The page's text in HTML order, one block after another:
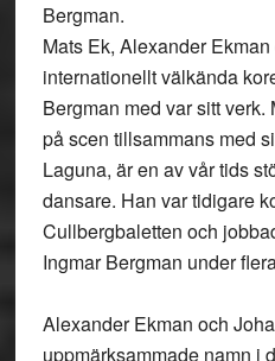
Bergman.
Mats Ek, Alexander
internationellt välkända
Bergman med var sitt
på scen tillsammans med
Laguna, är en av vår tids
dansare. Han var tidigare
Cullbergbaletten och
Ingmar Bergman under
Alexander Ekman och
uppmärksammade namn i